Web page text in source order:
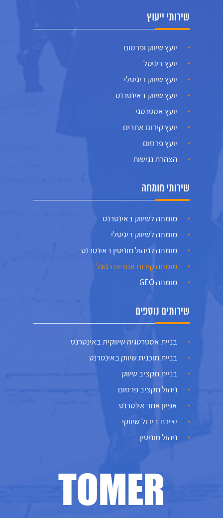
TOMER
שירותי ייעוץ
יועץ שיווק ופרסום
יועץ דיגיטל
יועץ שיווק דיגיטלי
יועץ שיווק באינטרנט
יועץ אסטרטגי
יועץ קידום אתרים
יועץ פרסום
הצהרת נגישות
שירותי מומחה
מומחה לשיווק באינטרנט
מומחה לשיווק דיגיטלי
מומחה לניהול מוניטין באינטרנט
מומחה קידום אתרים בגוגל
מומחה GEO
שירותים נוספים
בניית אסטרטגיה שיווקית באינטרנט
בניית תוכנית שיווק באינטרנט
בניית תקציב שיווק
ניהול תקציב פרסום
אפיון אתר אינטרנט
יצירת בידול שיווקי
ניהול מוניטין